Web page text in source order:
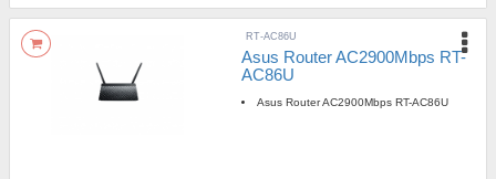
RT-AC86U
Asus Router AC2900Mbps RT-
AC86U
Asus Router AC2900Mbps RT-AC86U